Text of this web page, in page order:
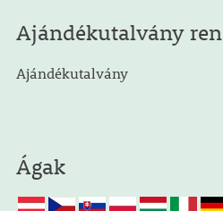
Ajándékutalvány
Ajándékutalvány
Ágak